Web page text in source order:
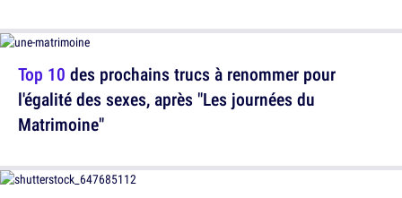
Top 10 des prochains trucs à renommer pour
l'égalité des sexes, après "Les journées du
Matrimoine"